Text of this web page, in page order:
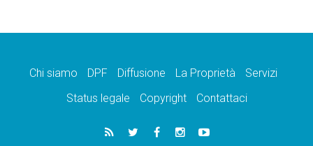
Chi siamo DPF Diffusione La Proprietà
Servizi
Status legale
Copyright Contattaci